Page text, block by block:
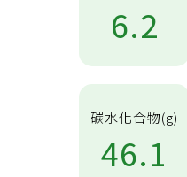
6.2
碳水化合物(g)
46.1